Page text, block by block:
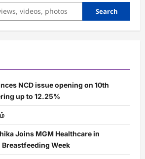
Search
NCD issue opening on 10th
up to 12.25%
Joins MGM Healthcare in
Week